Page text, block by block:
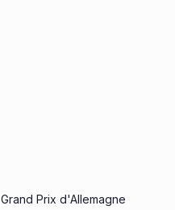
Grand Prix d'Allemagne